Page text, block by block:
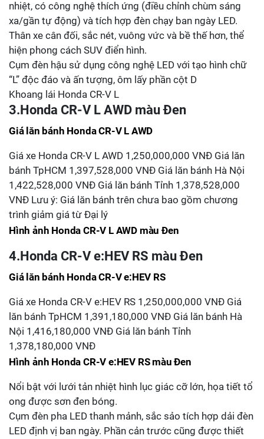
nhiệt, có công nghệ thích ứng (điều chỉnh chùm sáng
xa/gần tự động) và tích hợp đèn chạy ban ngày LED.
Thân xe cân đối, sắc nét, vuông vức và bề thế hơn, thể
hiện phong cách SUV điển hình.
Cụm đèn hậu sử dụng công nghệ LED với tạo hình chữ
“L” độc đáo và ấn tượng, ôm lấy phần cột D
Khoang lái Honda CR-V L
3.Honda CR-V L AWD màu Đen
Giá lăn bánh Honda CR-V L AWD
Giá xe Honda CR-V L AWD 1,250,000,000 VNĐ Giá lăn
bánh TpHCM 1,397,528,000 VNĐ Giá lăn bánh Hà Nội
1,422,528,000 VNĐ Giá lăn bánh Tỉnh 1,378,528,000
VNĐ Lưu ý: Giá lăn bánh trên chưa bao gồm chương
trình giảm giá từ Đại lý
Hình ảnh Honda CR-V L AWD màu Đen
4.Honda CR-V e:HEV RS màu Đen
Giá lăn bánh Honda CR-V e:HEV RS
Giá xe Honda CR-V e:HEV RS 1,250,000,000 VNĐ Giá
lăn bánh TpHCM 1,391,180,000 VNĐ Giá lăn bánh Hà
Nội 1,416,180,000 VNĐ Giá lăn bánh Tỉnh
1,378,180,000 VNĐ
Hình ảnh Honda CR-V e:HEV RS màu Đen
Nổi bật với lưới tản nhiệt hình lục giác cỡ lớn, họa tiết tổ
ong được sơn đen bóng.
Cụm đèn pha LED thanh mảnh, sắc sảo tích hợp dải đèn
LED định vị ban ngày. Phần cản trước cũng được thiết